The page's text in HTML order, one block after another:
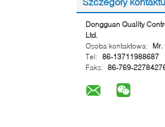
Dongguan Quality
Ltd.
Osoba kontaktowa:
Mr.
Tel: 86-13711988687
Faks: 86-769-